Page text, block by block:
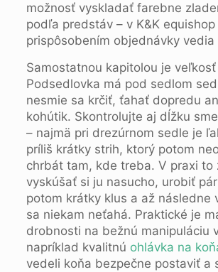
možnosť vyskladať farebne
podľa predstáv – v K&K
prispôsobením objednávky vedia
Samostatnou kapitolou je
Podsedlovka má pod sedlom
nesmie sa krčiť, ťahať dopredu
kohútik. Skontrolujte aj dĺžku
– najmä pri drezúrnom sedle je
príliš krátky strih, ktorý potom
chrbát tam, kde treba. V praxi to
vyskúšať si ju nasucho, urobiť
potom krátky klus a až následne
sa niekam neťahá. Praktické je
drobnosti na bežnú manipuláciu
napríklad kvalitnú ohlávka na
vedeli koňa bezpečne postaviť a